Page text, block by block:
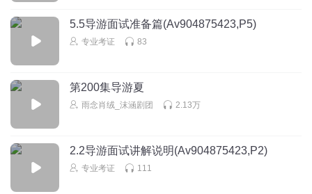
5.5导游面试准备篇(Av904875423,P5)
专业考证 83
第200集导游夏
雨念肖绒_沫涵剧团 2.13万
2.2导游面试讲解说明(Av904875423,P2)
专业考证 111